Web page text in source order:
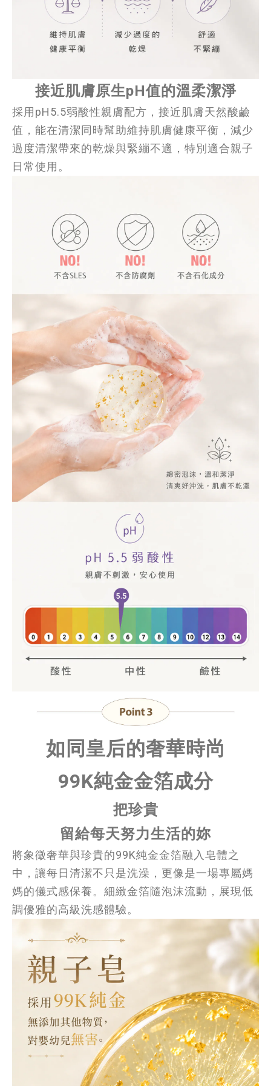
接近肌膚原生pH值的溫柔潔淨
採用pH5.5弱酸性親膚配方，接近肌膚天然酸鹼
值，能在清潔同時幫助維持肌膚健康平衡，減少
過度清潔帶來的乾燥與緊繃不適，特別適合親子
日常使用。
如同皇后的奢華時尚
99K純金金箔成分
把珍貴
留給每天努力生活的妳
將象徵奢華與珍貴的99K純金金箔融入皂體之
中，讓每日清潔不只是洗澡，更像是一場專屬媽
媽的儀式感保養。細緻金箔隨泡沫流動，展現低
調優雅的高級洗感體驗。